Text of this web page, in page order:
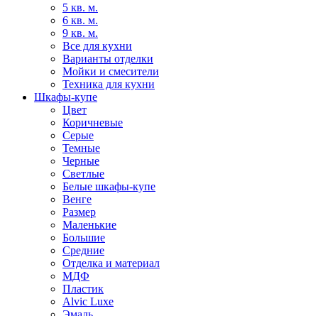
5 кв. м.
6 кв. м.
9 кв. м.
Все для кухни
Варианты отделки
Мойки и смесители
Техника для кухни
Шкафы-купе
Цвет
Коричневые
Серые
Темные
Черные
Светлые
Белые шкафы-купе
Венге
Размер
Маленькие
Большие
Средние
Отделка и материал
МДФ
Пластик
Alvic Luxe